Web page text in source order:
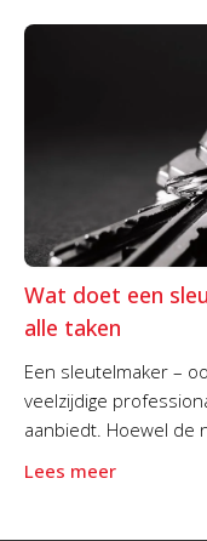
Wat doet een
alle taken
Een sleutelmaker –
veelzijdige
aanbiedt. Hoewel de
Lees meer